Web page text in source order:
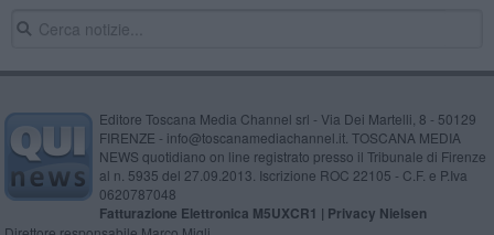
Editore Toscana Media Channel srl - Via Dei Martelli, 8 - 50129
FIRENZE - info@toscanamediachannel.it. TOSCANA MEDIA
NEWS quotidiano on line registrato presso il Tribunale di Firenze
al n. 5935 del 27.09.2013. Iscrizione ROC 22105 - C.F. e P.Iva
0620787048
Fatturazione Elettronica M5UXCR1 | Privacy Nielsen